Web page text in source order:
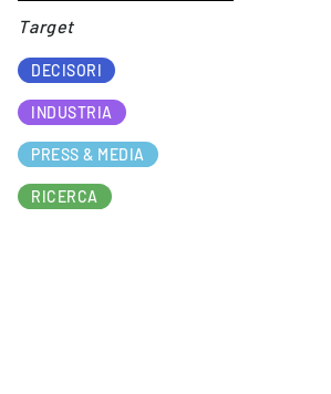
Target​
DECISORI
INDUSTRIA
PRESS & MEDIA
RICERCA